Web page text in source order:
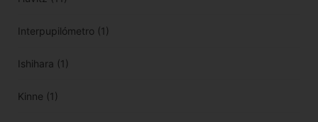
Interpupilómetro (1)
Ishihara (1)
Kinne (1)